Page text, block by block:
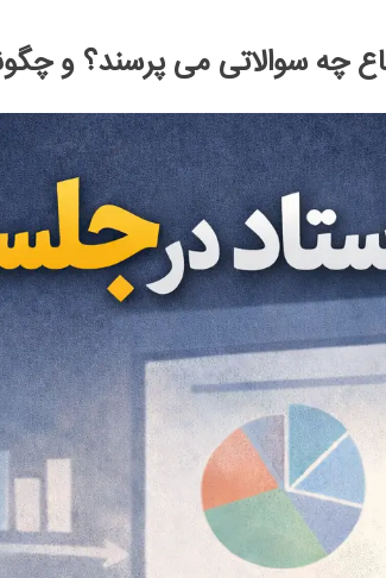
چه سوالاتی می پرسند؟ و